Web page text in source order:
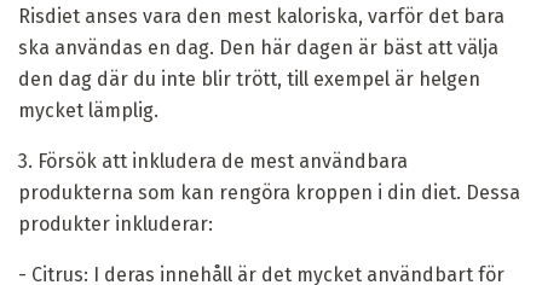
Risdiet anses vara den mest kaloriska, varför det bara
ska användas en dag. Den här dagen är bäst att välja
den dag där du inte blir trött, till exempel är helgen
mycket lämplig.
3. Försök att inkludera de mest användbara
produkterna som kan rengöra kroppen i din diet. Dessa
produkter inkluderar:
- Citrus: I deras innehåll är det mycket användbart för